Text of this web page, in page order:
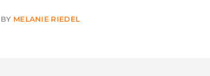
BY MELANIE RIEDEL